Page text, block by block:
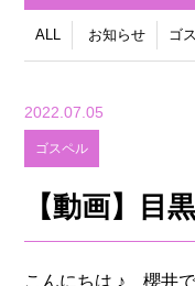
ALL お知らせ ゴ
2022.07.05
ゴスペル
【動画】目
こんにちは ♪ 櫻井で